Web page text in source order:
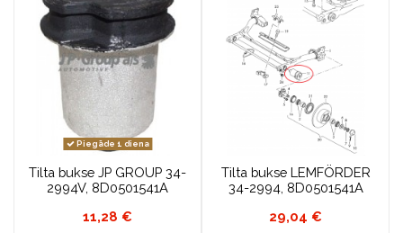
Piegāde 1 diena
Tilta bukse JP GROUP 34-
2994V, 8D0501541A
11,28 €
Tilta bukse LEMFÖRDER
34-2994, 8D0501541A
29,04 €